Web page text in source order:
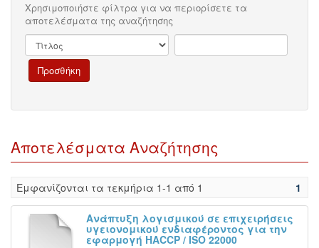
Χρησιμοποιήστε φίλτρα για να περιορίσετε τα
αποτελέσματα της αναζήτησης
Αποτελέσματα Αναζήτησης
Eμφανίζονται τα τεκμήρια 1-1 από 1 1
Ανάπτυξη λογισμικού σε επιχειρήσεις
υγειονομικού ενδιαφέροντος για την
εφαρμογή HACCP / ISO 22000